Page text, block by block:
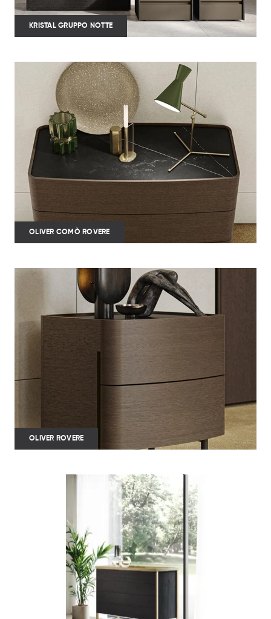
KRISTAL GRUPPO NOTTE
OLIVER COMÒ ROVERE
OLIVER ROVERE